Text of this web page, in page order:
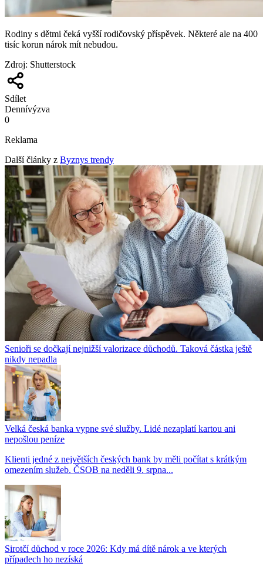
Rodiny s dětmi čeká vyšší rodičovský příspěvek. Některé ale na 400
tisíc korun nárok mít nebudou.
Zdroj: Shutterstock
Sdílet
Dennívýzva
0
Reklama
Další články z Byznys trendy
Senioři se dočkají nejnižší valorizace důchodů. Taková částka ještě
nikdy nepadla
Velká česká banka vypne své služby. Lidé nezaplatí kartou ani
nepošlou peníze
Klienti jedné z největších českých bank by měli počítat s krátkým
omezením služeb. ČSOB na neděli 9. srpna...
Sirotčí důchod v roce 2026: Kdy má dítě nárok a ve kterých
případech ho nezíská